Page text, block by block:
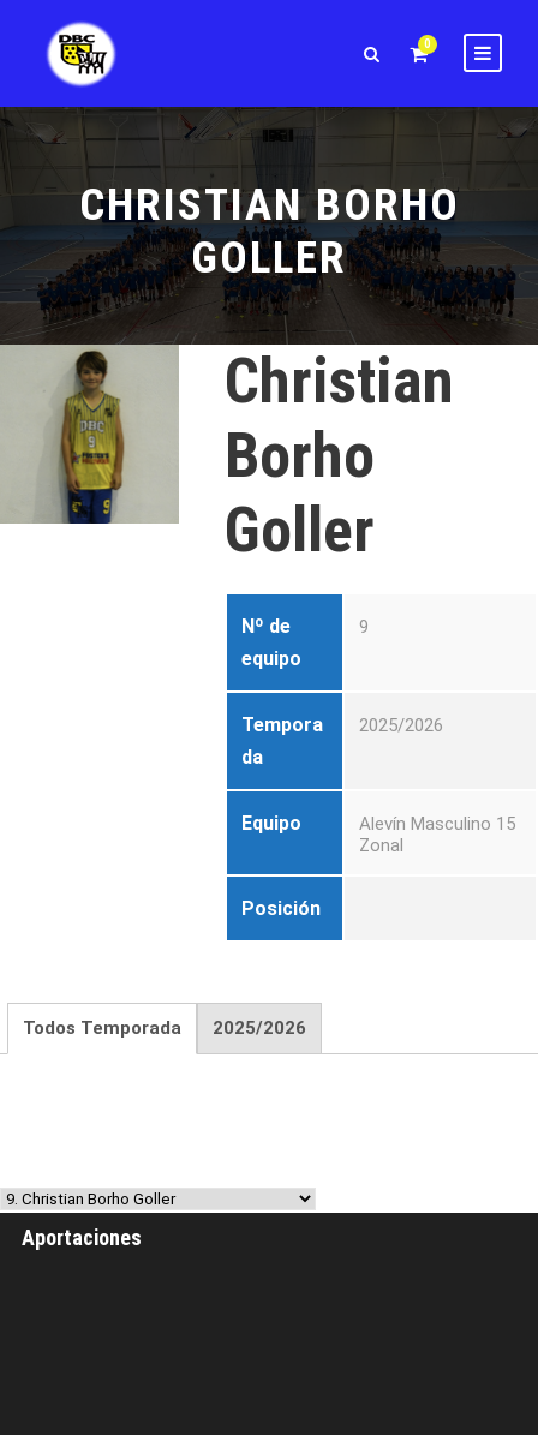
0
CHRISTIAN BORHO
GOLLER
Christian
Borho
Goller
Nº de
equipo
9
Tempora
da
2025/2026
Equipo
Alevín Masculino 15
Zonal
Posición
Todos Temporada 2025/2026
Aportaciones